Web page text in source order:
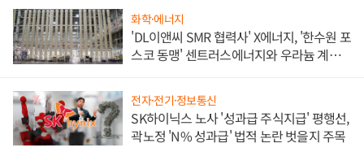
화학·에너지
'DL이앤씨 SMR 협력사' X에너지, '한수원 포
스코 동맹' 센트러스에너지와 우라늄 계약
전자·전기·정보통신
SK하이닉스 노사 '성과급 주식지급' 평행선,
곽노정 'N% 성과급' 법적 논란 벗을지 주목